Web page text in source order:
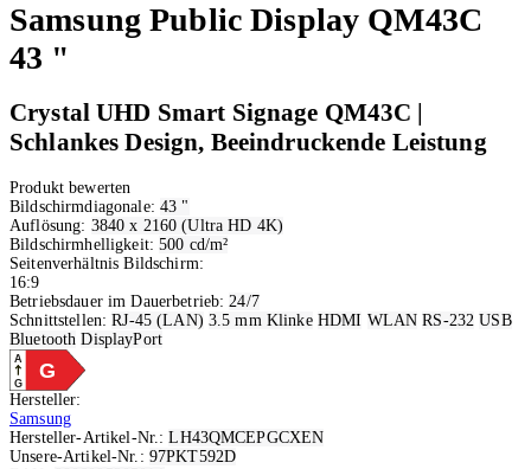
Samsung Public Display QM43C
43 "
Crystal UHD Smart Signage QM43C |
Schlankes Design, Beeindruckende Leistung
Produkt bewerten
Bildschirmdiagonale: 43 "
Auflösung: 3840 x 2160 (Ultra HD 4K)
Bildschirmhelligkeit:500 cd/m²
Seitenverhältnis Bildschirm:
16:9
Betriebsdauer im Dauerbetrieb: 24/7
Schnittstellen:RJ-45 (LAN) 3.5 mm Klinke HDMI WLAN RS-232 USB
Bluetooth DisplayPort
G
A
G
Hersteller:
Samsung
Hersteller-Artikel-Nr.:LH43QMCEPGCXEN
Unsere-Artikel-Nr.: 97PKT592D